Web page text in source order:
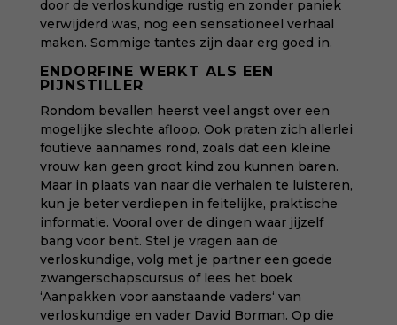
door de verloskundige rustig en zonder paniek
verwijderd was, nog een sensationeel verhaal
maken. Sommige tantes zijn daar erg goed in.
ENDORFINE WERKT ALS EEN
PIJNSTILLER
Rondom bevallen heerst veel angst over een
mogelijke slechte afloop. Ook praten zich allerlei
foutieve aannames rond, zoals dat een kleine
vrouw kan geen groot kind zou kunnen baren.
Maar in plaats van naar die verhalen te luisteren,
kun je beter verdiepen in feitelijke, praktische
informatie. Vooral over de dingen waar jijzelf
bang voor bent. Stel je vragen aan de
verloskundige, volg met je partner een goede
zwangerschapscursus of lees het boek
‘Aanpakken voor aanstaande vaders‘ van
verloskundige en vader David Borman. Op die